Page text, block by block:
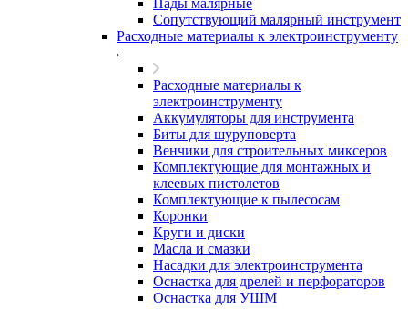
Пады малярные
Сопутствующий малярный инструмент
Расходные материалы к электроинструменту
Расходные материалы к
электроинструменту
Аккумуляторы для инструмента
Биты для шуруповерта
Венчики для строительных миксеров
Комплектующие для монтажных и
клеевых пистолетов
Комплектующие к пылесосам
Коронки
Круги и диски
Масла и смазки
Насадки для электроинструмента
Оснастка для дрелей и перфораторов
Оснастка для УШМ